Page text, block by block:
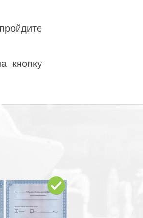
кнопку